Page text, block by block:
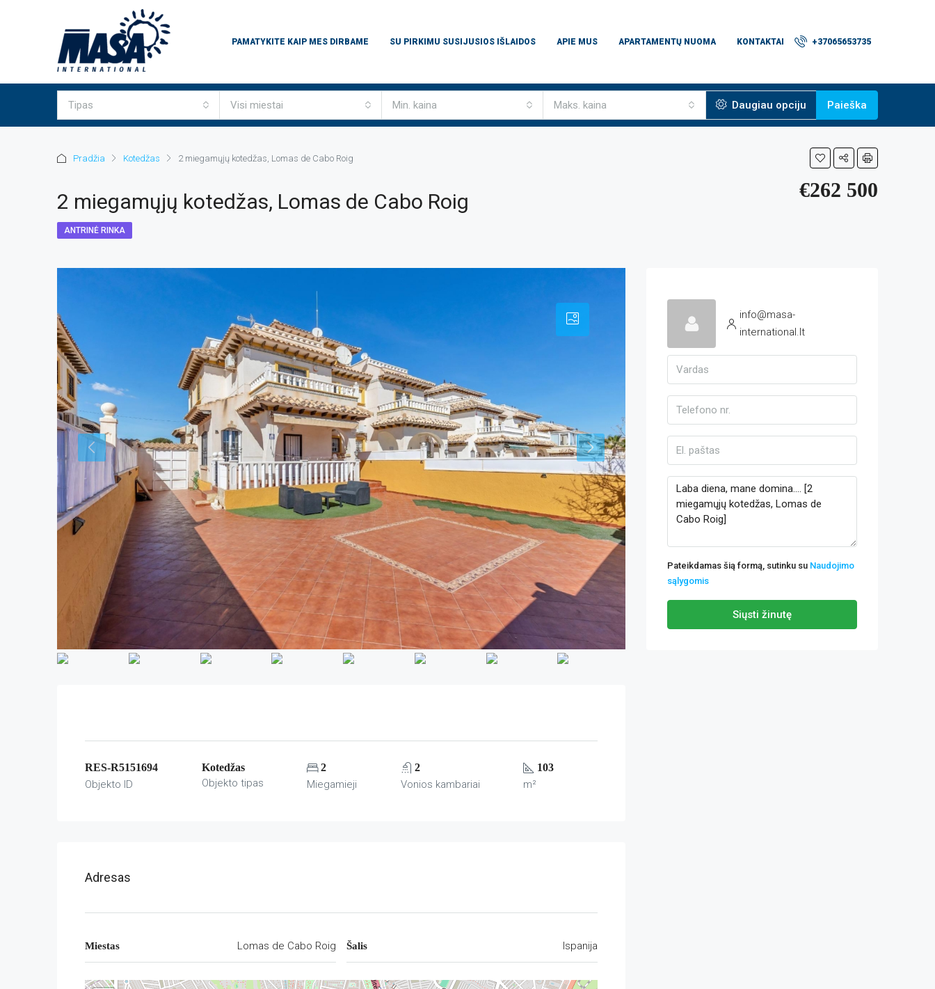
PAMATYKITE KAIP MES DIRBAME SU PIRKIMU SUSIJUSIOS IŠLAIDOS APIE MUS APARTAMENTŲ NUOMA KONTAKTAI +37065653735
Tipas Visi miestai Min. kaina Maks. kaina Daugiau opciju Paieška
Pradžia Kotedžas 2 miegamųjų kotedžas, Lomas de Cabo Roig
2 miegamųjų kotedžas, Lomas de Cabo Roig €262 500
ANTRINĖ RINKA
RES-R5151694
Objekto ID
Kotedžas
Objekto tipas
2
Miegamieji
2
Vonios kambariai
103
m²
Adresas
Miestas Lomas de Cabo Roig Šalis Ispanija
info@masa-
international.lt
Pateikdamas šią formą, sutinku su Naudojimo
sąlygomis
Siųsti žinutę